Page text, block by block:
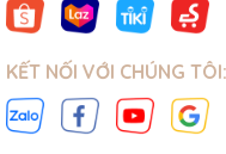
KẾT NỐI VỚI CHÚNG TÔI: